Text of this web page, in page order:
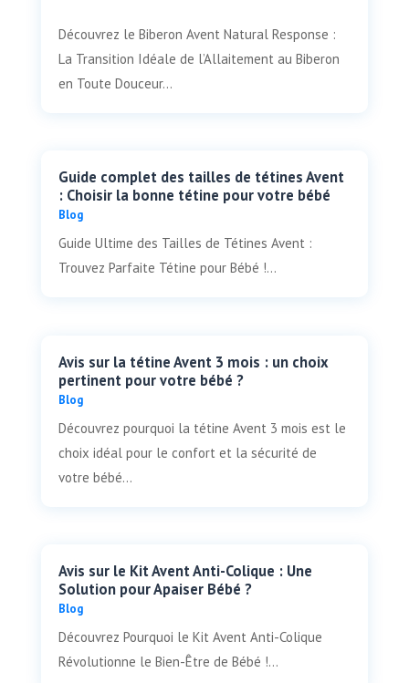
Découvrez le Biberon Avent Natural Response :
La Transition Idéale de l’Allaitement au Biberon
en Toute Douceur...
Guide complet des tailles de tétines Avent
: Choisir la bonne tétine pour votre bébé
Blog
Guide Ultime des Tailles de Tétines Avent :
Trouvez Parfaite Tétine pour Bébé !...
Avis sur la tétine Avent 3 mois : un choix
pertinent pour votre bébé ?
Blog
Découvrez pourquoi la tétine Avent 3 mois est le
choix idéal pour le confort et la sécurité de
votre bébé...
Avis sur le Kit Avent Anti-Colique : Une
Solution pour Apaiser Bébé ?
Blog
Découvrez Pourquoi le Kit Avent Anti-Colique
Révolutionne le Bien-Être de Bébé !...